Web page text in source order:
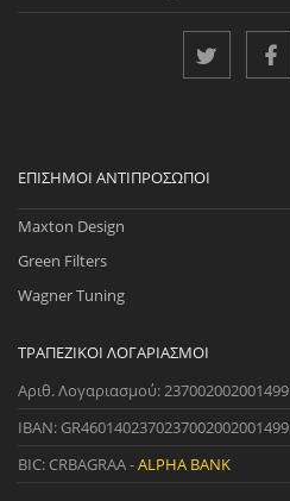
ΕΠΊΣΗΜΟΙ ΑΝΤΙΠΡΌΣΩΠΟΙ
Maxton Design
Green Filters
Wagner Tuning
ΤΡΑΠΕΖΙΚΟΊ ΛΟΓΑΡΙΑΣΜΟΊ
Αριθ. Λογαριασμού: 237002002001499
IBAN: GR4601402370237002002001499
BIC: CRBAGRAA -ALPHA BANK